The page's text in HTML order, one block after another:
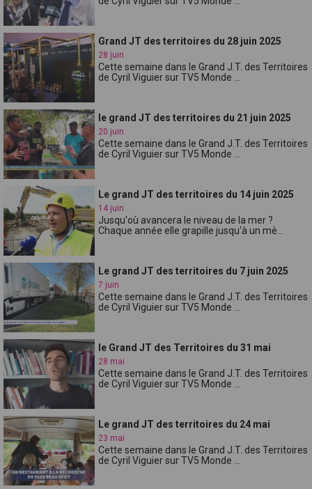
Grand JT des territoires du 28 juin 2025
28 juin
Cette semaine dans le Grand J.T. des Territoires
de Cyril Viguier sur TV5 Monde ...
le grand JT des territoires du 21 juin 2025
20 juin
Cette semaine dans le Grand J.T. des Territoires
de Cyril Viguier sur TV5 Monde ...
Le grand JT des territoires du 14 juin 2025
14 juin
Jusqu'où avancera le niveau de la mer ?
Chaque année elle grapille jusqu'à un mè...
Le grand JT des territoires du 7 juin 2025
7 juin
Cette semaine dans le Grand J.T. des Territoires
de Cyril Viguier sur TV5 Monde ...
le Grand JT des Territoires du 31 mai
28 mai
Cette semaine dans le Grand J.T. des Territoires
de Cyril Viguier sur TV5 Monde ...
Le grand JT des territoires du 24 mai
23 mai
Cette semaine dans le Grand J.T. des Territoires
de Cyril Viguier sur TV5 Monde ...